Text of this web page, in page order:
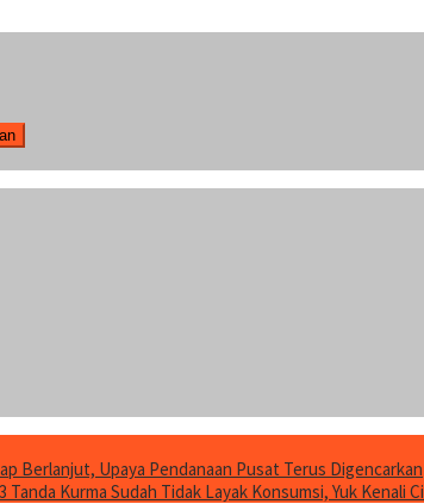
Berlanjut, Upaya Pendanaan Pusat Terus Digencarkan
3 Tanda Kurma Sudah Tidak Layak Konsumsi, Yuk Kenali